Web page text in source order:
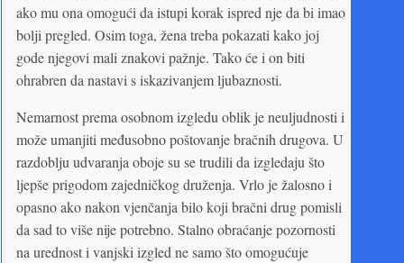
ako mu ona omogući da istupi korak ispred nje da bi imao
bolji pregled. Osim toga, žena treba pokazati kako joj
gode njegovi mali znakovi pažnje. Tako će i on biti
ohrabren da nastavi s iskazivanjem ljubaznosti.
Nemarnost prema osobnom izgledu oblik je neuljudnosti i
može umanjiti međusobno poštovanje bračnih drugova. U
razdoblju udvaranja oboje su se trudili da izgledaju što
ljepše prigodom zajedničkog druženja. Vrlo je žalosno i
opasno ako nakon vjenčanja bilo koji bračni drug pomisli
da sad to više nije potrebno. Stalno obraćanje pozornosti
na urednost i vanjski izgled ne samo što omogućuje